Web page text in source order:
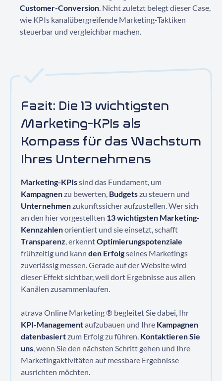
Customer-Conversion . Nicht zuletzt belegt dieser Case,
wie KPIs kanalübergreifende Marketing-Taktiken
steuerbar und vergleichbar machen.
Fazit: Die 13 wichtigsten
Marketing-KPIs als
Kompass für das Wachstum
Ihres Unternehmens
Marketing-KPIssind das Fundament, um
Kampagnenzu bewerten, Budgetszu steuern und
Unternehmenzukunftssicher aufzustellen. Wer sich
an den hier vorgestellten 13 wichtigsten Marketing-
Kennzahlenorientiert und sie einsetzt, schafft
Transparenz , erkenntOptimierungspotenziale
frühzeitig und kann den Erfolgseines Marketings
zuverlässig messen. Gerade auf der Website wird
dieser Effekt sichtbar, weil dort Ergebnisse aus allen
Kanälen zusammenlaufen.
atrava Online Marketing ® begleitet Sie dabei, Ihr
KPI-Managementaufzubauen und Ihre Kampagnen
datenbasiertzum Erfolg zu führen. Kontaktieren Sie
uns , wenn Sie den nächsten Schritt gehen und Ihre
Marketingaktivitäten auf messbare Ergebnisse
ausrichten möchten.